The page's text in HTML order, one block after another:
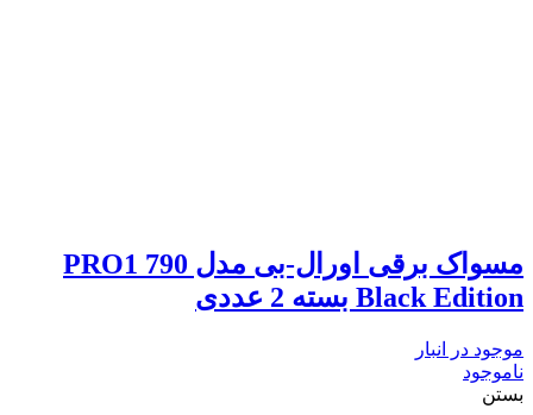
مسواک برقی اورال-بی مدل PRO1 790
Black Edition بسته 2 عددی
موجود در انبار
ناموجود
بستن